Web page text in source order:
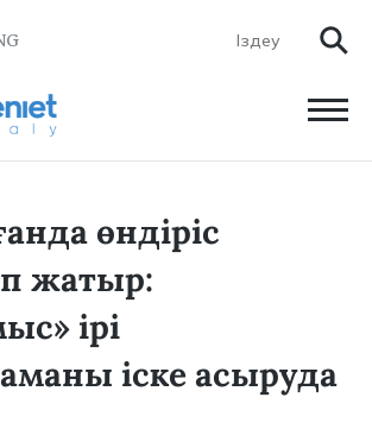
өндіріс
жатыр:
ірі
іске асыруда